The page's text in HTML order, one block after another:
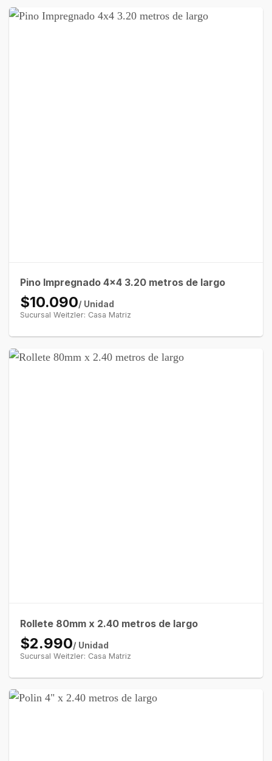
Pino Impregnado 4×4 3.20 metros de largo
$10.090/ Unidad
Sucursal Weitzler: Casa Matriz
Rollete 80mm x 2.40 metros de largo
$2.990/ Unidad
Sucursal Weitzler: Casa Matriz